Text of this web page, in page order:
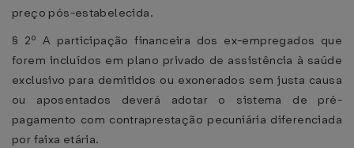
preço pós-estabelecida.
§ 2º A participação financeira dos ex-empregados que
forem incluídos em plano privado de assistência à saúde
exclusivo para demitidos ou exonerados sem justa causa
ou aposentados deverá adotar o sistema de pré-
pagamento com contraprestação pecuniária diferenciada
por faixa etária.